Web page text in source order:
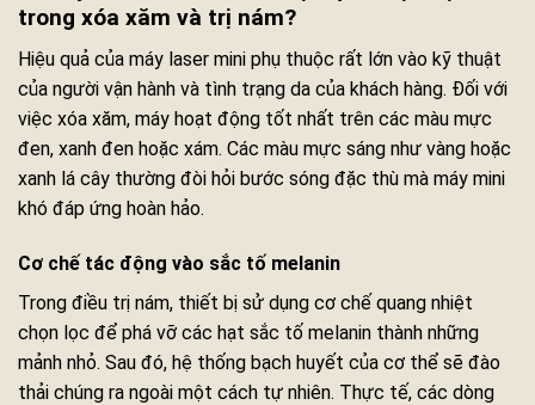
trong xóa xăm và trị nám?
Hiệu quả của máy laser mini phụ thuộc rất lớn vào kỹ thuật
của người vận hành và tình trạng da của khách hàng. Đối với
việc xóa xăm, máy hoạt động tốt nhất trên các màu mực
đen, xanh đen hoặc xám. Các màu mực sáng như vàng hoặc
xanh lá cây thường đòi hỏi bước sóng đặc thù mà máy mini
khó đáp ứng hoàn hảo.
Cơ chế tác động vào sắc tố melanin
Trong điều trị nám, thiết bị sử dụng cơ chế quang nhiệt
chọn lọc để phá vỡ các hạt sắc tố melanin thành những
mảnh nhỏ. Sau đó, hệ thống bạch huyết của cơ thể sẽ đào
thải chúng ra ngoài một cách tự nhiên. Thực tế, các dòng